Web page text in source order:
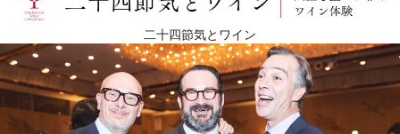
二十四節気とワイン